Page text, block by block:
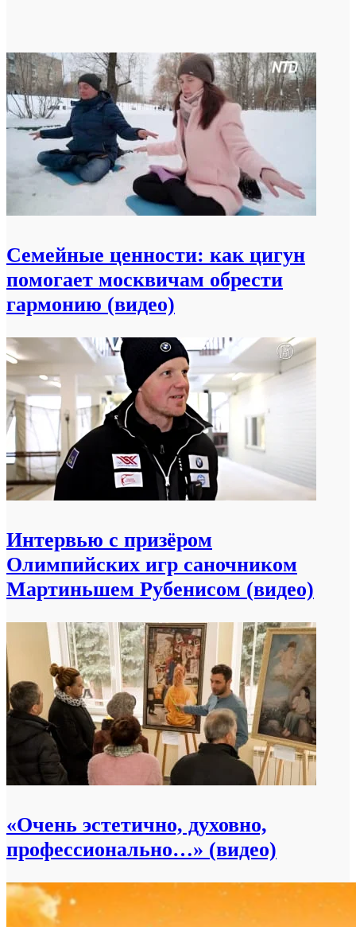
Семейные ценности: как цигун
помогает москвичам обрести
гармонию (видео)
Интервью с призёром
Олимпийских игр саночником
Мартиньшем Рубенисом (видео)
«Очень эстетично, духовно,
профессионально…» (видео)